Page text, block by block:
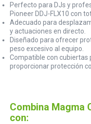
Perfecto para DJs y
Pioneer DDJ-FLX10 con
Adecuado para
y actuaciones en directo.
Diseñado para ofrecer
peso excesivo al equipo.
Compatible con cubiertas
proporcionar protección
Combina Magma
con: